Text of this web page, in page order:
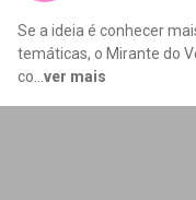
Se a ideia é conhecer
temáticas, o Mirante do
co
ver mais